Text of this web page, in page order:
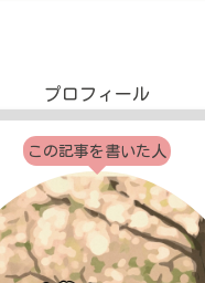
プロフィール
この記事を書いた人